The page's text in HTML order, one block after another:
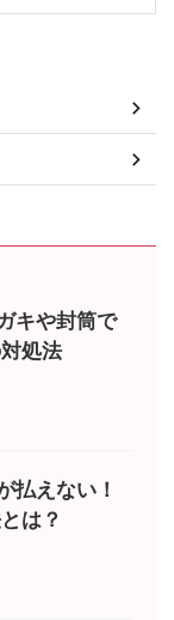
キや封筒で
処法
払えない！
は？